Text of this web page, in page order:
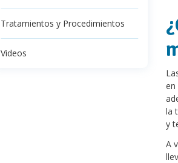
Tratamientos y Procedimientos
Videos
en
la
y
A